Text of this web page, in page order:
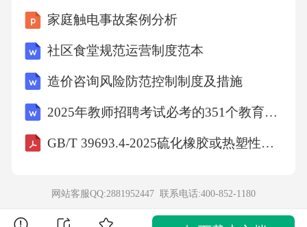
果蝇、F₁黄身雌果蝇C.F₁黄身雄果蝇、P黑身雌
神经纤维上安装的灵敏电表，两电极分别置于
膜的内外两侧如图甲。将神经纤维置于适宜的
生理溶液中，在A点给予刺激，灵敏电表检测到
的电位变化如图乙所示。下列叙述正确的是A.
家庭触电事故案例分析
社区食堂规范运营制度范本
造价咨询风险防范控制制度及措施
2025年教师招聘考试必考的351个教育综合基础知识 （超强）
GB/T 39693.4-2025硫化橡胶或热塑性橡胶硬度的测定第4部分：用邵氏硬度计法(邵尔硬度)测定压入硬度
网站客服QQ:2881952447 联系电话:400-852-1180